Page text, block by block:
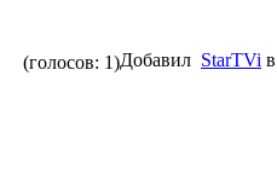
(голосов: 1)Добавил StarTVi